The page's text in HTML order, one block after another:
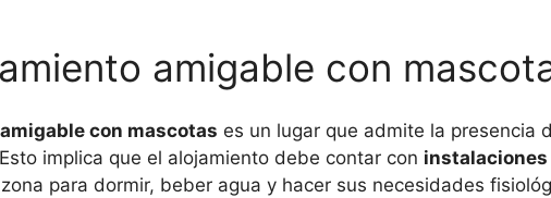
amigable con
amigable con mascotas es un lugar que admite la presencia
implica que el alojamiento debe contar con
para dormir, beber agua y hacer sus necesidades